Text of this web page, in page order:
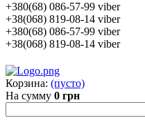
+380(68) 086-57-99 viber
+38(068) 819-08-14 viber
+380(68) 086-57-99 viber
+38(068) 819-08-14 viber
Корзина: (пусто)
На сумму 0 грн